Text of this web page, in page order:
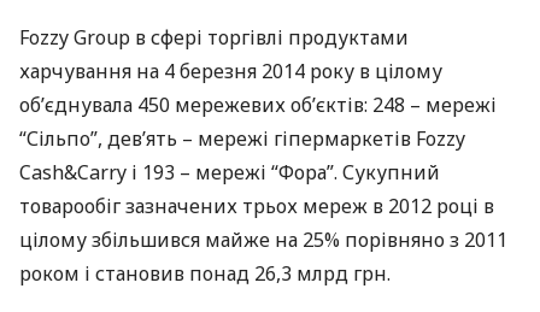
Fozzy Group в сфері торгівлі продуктами
харчування на 4 березня 2014 року в цілому
об’єднувала 450 мережевих об’єктів: 248 – мережі
“Сільпо”, дев’ять – мережі гіпермаркетів Fozzy
Cash&Carry і 193 – мережі “Фора”. Сукупний
товарообіг зазначених трьох мереж в 2012 році в
цілому збільшився майже на 25% порівняно з 2011
роком і становив понад 26,3 млрд грн.